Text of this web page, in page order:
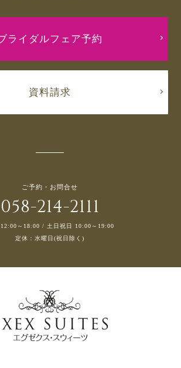
ライダルフェア予約
資料請求
ご予約・お問合せ
058-214-2111
～18:00 / 土日祝日 10:00～19:00
定休：水曜日(祝日除く)